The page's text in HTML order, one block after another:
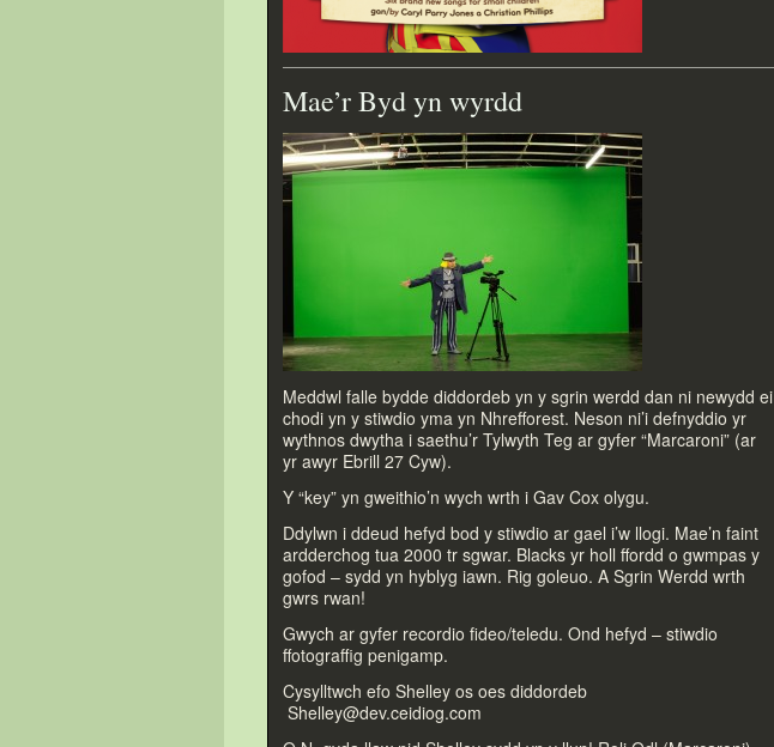
Mae’r Byd yn wyrdd
Meddwl falle bydde diddordeb yn y sgrin werdd dan ni newydd ei
chodi yn y stiwdio yma yn Nhrefforest. Neson ni’i defnyddio yr
wythnos dwytha i saethu’r Tylwyth Teg ar gyfer “Marcaroni” (ar
yr awyr Ebrill 27 Cyw).
Y “key” yn gweithio’n wych wrth i Gav Cox olygu.
Ddylwn i ddeud hefyd bod y stiwdio ar gael i’w llogi. Mae’n faint
ardderchog tua 2000 tr sgwar. Blacks yr holl ffordd o gwmpas y
gofod – sydd yn hyblyg iawn. Rig goleuo. A Sgrin Werdd wrth
gwrs rwan!
Gwych ar gyfer recordio fideo/teledu. Ond hefyd – stiwdio
ffotograffig penigamp.
Cysylltwch efo Shelley os oes diddordeb
Shelley@dev.ceidiog.com